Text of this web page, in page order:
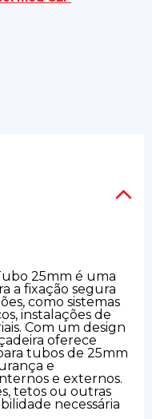
25mm é uma
a fixação segura
como sistemas
instalações de
Com um design
oferece
tubos de 25mm
e
e externos.
tetos ou outras
necessária